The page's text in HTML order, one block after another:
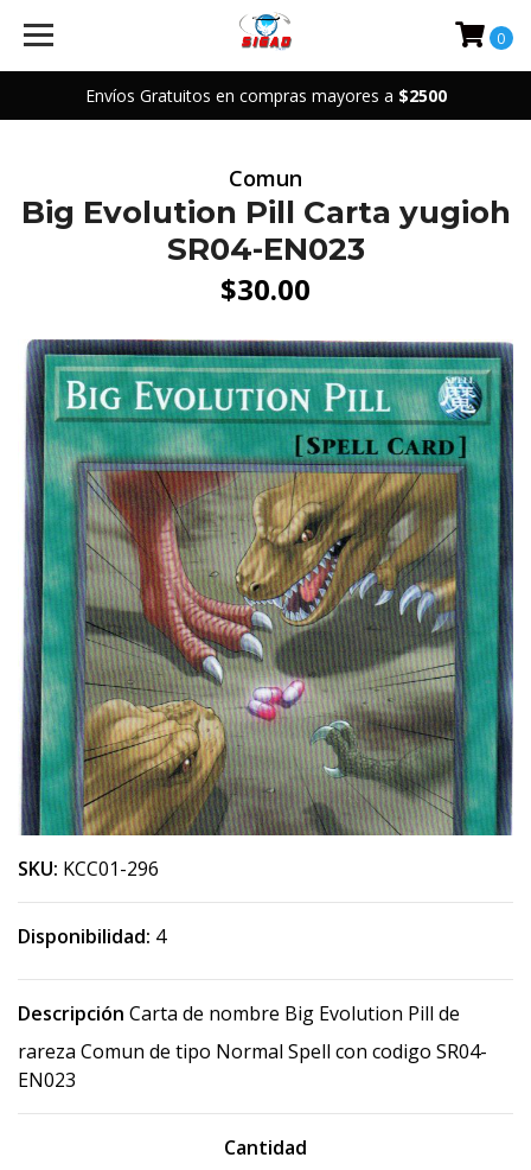
Envíos Gratuitos en compras mayores a $2500
0
Comun
Big Evolution Pill Carta yugioh
SR04-EN023
$30.00
SKU: KCC01-296
Disponibilidad: 4
Descripción Carta de nombre Big Evolution Pill de
rareza Comun de tipo Normal Spell con codigo SR04-
EN023
Cantidad